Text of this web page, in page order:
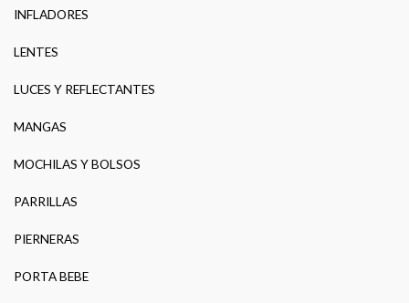
INFLADORES
LENTES
LUCES Y REFLECTANTES
MANGAS
MOCHILAS Y BOLSOS
PARRILLAS
PIERNERAS
PORTA BEBE